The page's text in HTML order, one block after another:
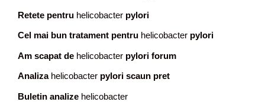
Retete pentru helicobacter pylori
Cel mai bun tratament pentru helicobacter pylori
Am scapat de helicobacter pylori forum
Analizahelicobacter pylori scaun pret
Buletin analize helicobacter